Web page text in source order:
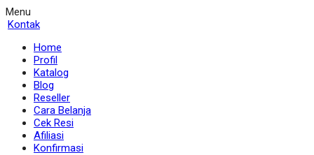
Menu
Kontak
Home
Profil
Katalog
Blog
Reseller
Cara Belanja
Cek Resi
Afiliasi
Konfirmasi